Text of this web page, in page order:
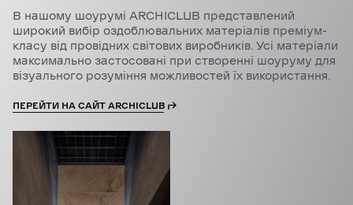
В нашому шоурумі ARCHICLUB представлений
широкий вибір оздоблювальних матеріалів преміум-
класу від провідних світових виробників. Усі матеріали
максимально застосовані при створенні шоуруму для
візуального розуміння можливостей їх використання.
ПЕРЕЙТИ НА САЙТ ARCHICLUB